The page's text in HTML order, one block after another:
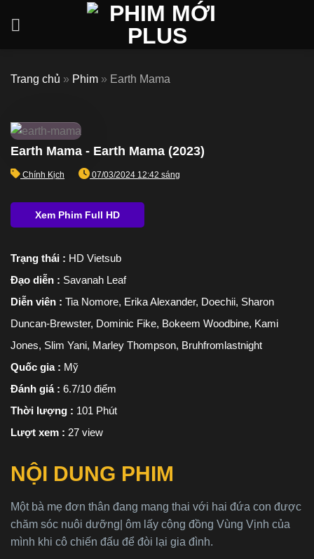
Trang chủ » Phim » Earth Mama
Earth Mama - Earth Mama (2023)
Chính Kịch 07/03/2024 12:42 sáng
Trạng thái : HD Vietsub
Đạo diễn : Savanah Leaf
Diễn viên : Tia Nomore, Erika Alexander, Doechii, Sharon
Duncan-Brewster, Dominic Fike, Bokeem Woodbine, Kami
Jones, Slim Yani, Marley Thompson, Bruhfromlastnight
Quốc gia : Mỹ
Đánh giá : 6.7/10 điểm
Thời lượng : 101 Phút
Lượt xem : 27 view
NỘI DUNG PHIM
Một bà mẹ đơn thân đang mang thai với hai đứa con được
chăm sóc nuôi dưỡng| ôm lấy cộng đồng Vùng Vịnh của
mình khi cô chiến đấu để đòi lại gia đình.